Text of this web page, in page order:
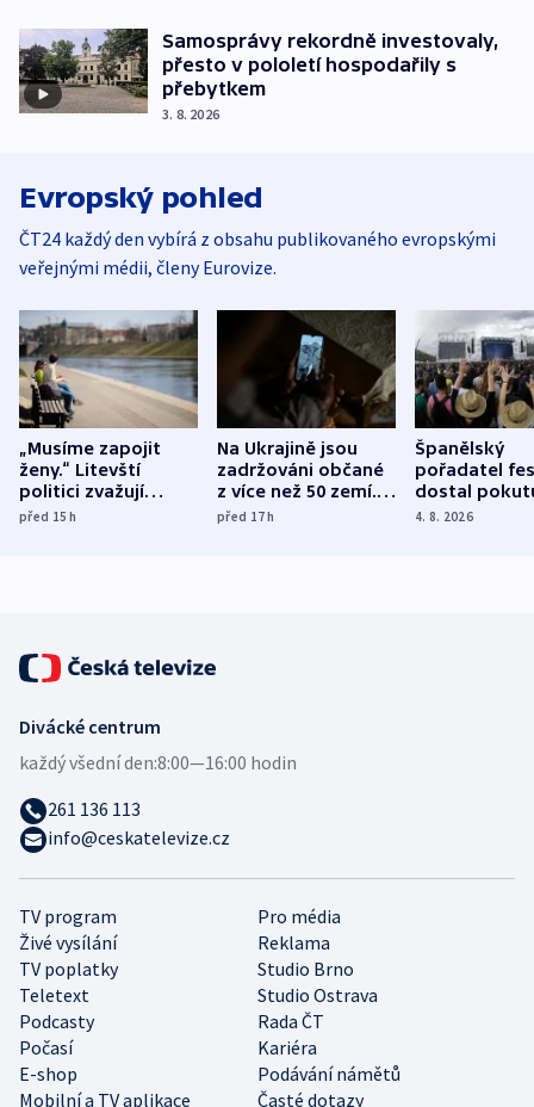
Samosprávy rekordně investovaly,
přesto v pololetí hospodařily s
přebytkem
3. 8. 2026
Evropský pohled
ČT24 každý den vybírá z obsahu publikovaného evropskými
veřejnými médii, členy Eurovize.
„Musíme zapojit
ženy.“ Litevští
politici zvažují
dohodu o
před 15h
Na Ukrajině jsou
zadržováni občané
z více než 50 zemí.
Bojovali na straně
před 17h
Španělský
pořadatel
dostal
nekalé
4. 8. 2026
TV program
Pro média
Živé vysílání
Reklama
TV poplatky
Studio Brno
Teletext
Studio Ostrava
Podcasty
Rada ČT
Počasí
Kariéra
E-shop
Podávání námětů
Mobilní a TV aplikace
Časté dotazy
Divácké centrum
každý všední den:8:00—16:00 hodin
261 136 113
info@ceskatelevize.cz